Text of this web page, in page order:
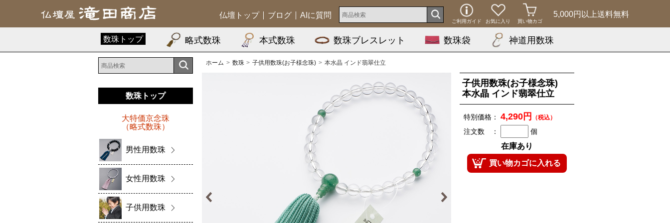
5,000円以上送料無料
ご利用ガイド お気に入り 買い物カゴ
仏壇トップ ブログ AIに質問
数珠トップ 略式数珠 本式数珠 数珠ブレスレット 数珠袋 神道用数珠
ホーム 数珠 子供用数珠(お子様念珠) 本水晶 インド翡翠仕立
子供用数珠(お子様念珠)
本水晶 インド翡翠仕立
特別価格： 4,290円 （税込）
注文数 ： 個
在庫あり
数珠トップ
大特価京念珠
（略式数珠）
男性用数珠
女性用数珠
子供用数珠